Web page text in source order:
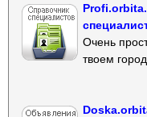
Очень
твоем